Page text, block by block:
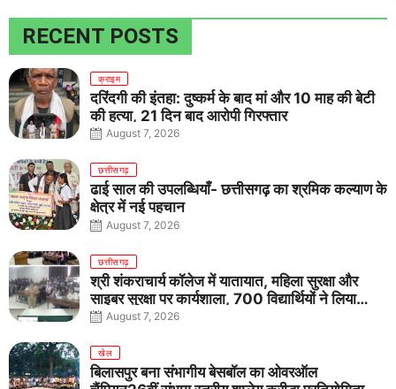
RECENT POSTS
क्राइम
दरिंदगी की इंतहा: दुष्कर्म के बाद मां और 10 माह की बेटी
की हत्या, 21 दिन बाद आरोपी गिरफ्तार
August 7, 2026
छत्तीसगढ़
ढाई साल की उपलब्धियाँ- छत्तीसगढ़ का श्रमिक कल्याण के
क्षेत्र में नई पहचान
August 7, 2026
छत्तीसगढ़
श्री शंकराचार्य कॉलेज में यातायात, महिला सुरक्षा और
साइबर सुरक्षा पर कार्यशाला, 700 विद्यार्थियों ने लिया
जागरूकता का संकल्प
August 7, 2026
खेल
बिलासपुर बना संभागीय बेसबॉल का ओवरऑल